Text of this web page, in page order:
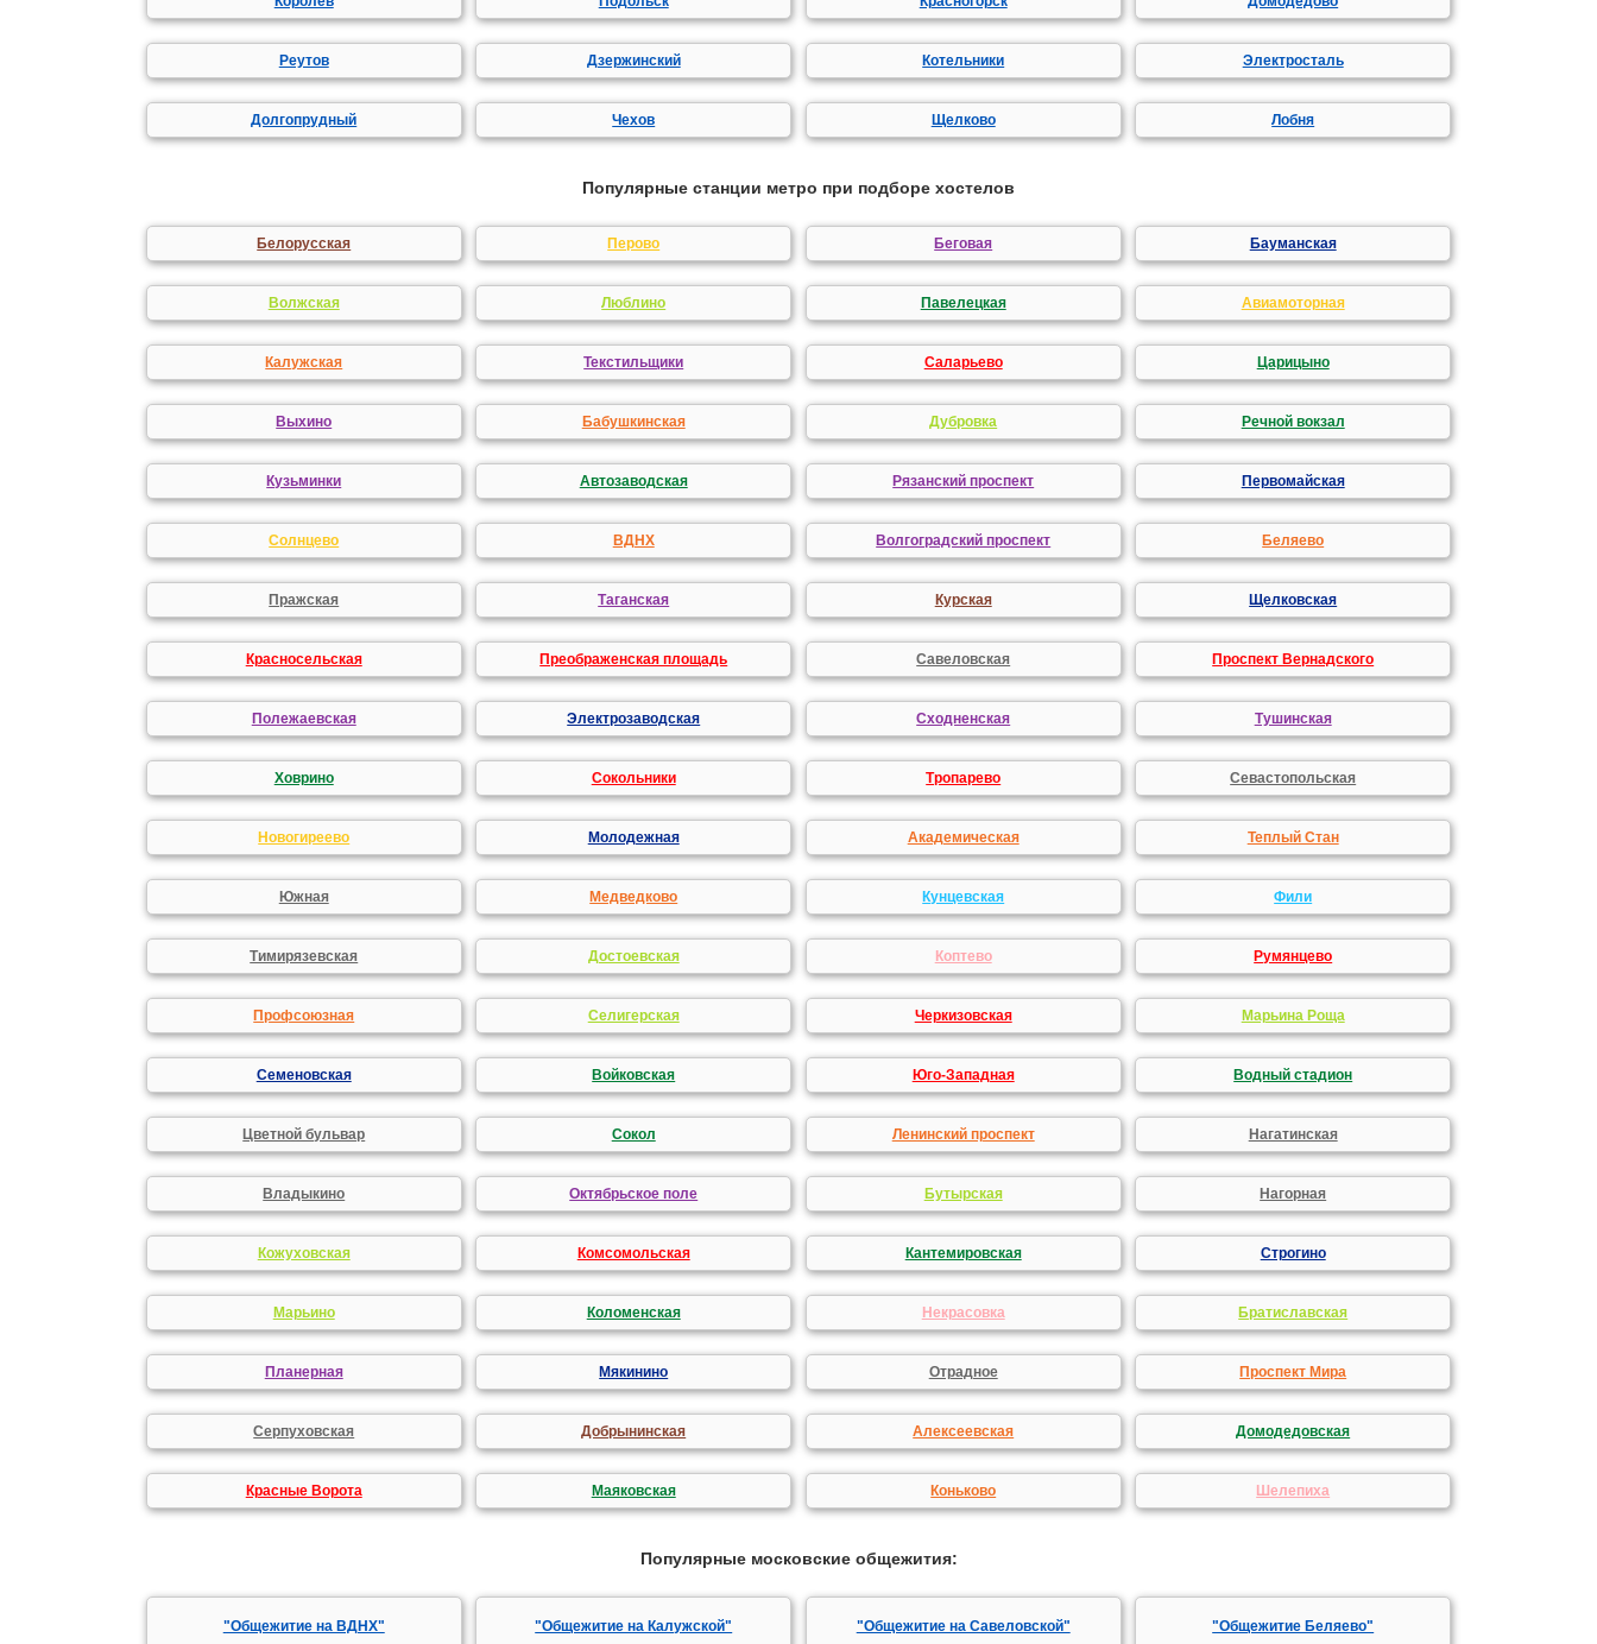
Реутов Дзержинский Котельники Электросталь
Долгопрудный Чехов Щелково Лобня
Популярные станции метро при подборе хостелов
Белорусская Перово Беговая Бауманская
Волжская Люблино Павелецкая Авиамоторная
Калужская Текстильщики Саларьево Царицыно
Выхино Бабушкинская Дубровка Речной вокзал
Кузьминки Автозаводская Рязанский проспект Первомайская
Солнцево ВДНХ Волгоградский проспект Беляево
Пражская Таганская Курская Щелковская
Красносельская Преображенская площадь Савеловская Проспект Вернадского
Полежаевская Электрозаводская Сходненская Тушинская
Ховрино Сокольники Тропарево Севастопольская
Новогиреево Молодежная Академическая Теплый Стан
Южная Медведково Кунцевская Фили
Тимирязевская Достоевская Коптево Румянцево
Профсоюзная Селигерская Черкизовская Марьина Роща
Семеновская Войковская Юго-Западная Водный стадион
Цветной бульвар Сокол Ленинский проспект Нагатинская
Владыкино Октябрьское поле Бутырская Нагорная
Кожуховская Комсомольская Кантемировская Строгино
Марьино Коломенская Некрасовка Братиславская
Планерная Мякинино Отрадное Проспект Мира
Серпуховская Добрынинская Алексеевская Домодедовская
Красные Ворота Маяковская Коньково Шелепиха
Популярные московские общежития:
"Общежитие на ВДНХ" "Общежитие на Калужской" "Общежитие на Савеловской" "Общежитие Беляево"